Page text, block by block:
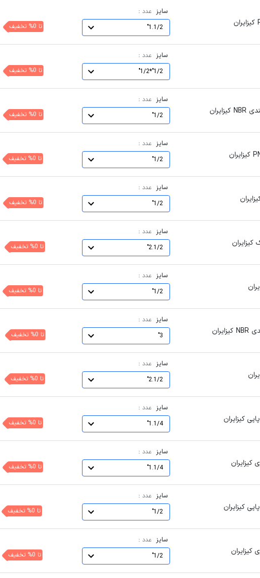
سایز عدد :
1.1/2" تا 0% تخفیف
سایز عدد :
1/2"*1/2" تا 0% تخفیف
سایز عدد :
1/2" تا 0% تخفیف
سایز عدد :
1/2" تا 0% تخفیف
سایز عدد :
1/2" تا 0% تخفیف
سایز عدد :
2.1/2" تا 0% تخفیف
سایز عدد :
1/2" تا 0% تخفیف
سایز عدد :
3" تا 0% تخفیف
سایز عدد :
2.1/2" تا 0% تخفیف
سایز عدد :
1.1/4" تا 0% تخفیف
سایز عدد :
1.1/4" تا 0% تخفیف
سایز عدد :
1/2" تا 0% تخفیف
سایز عدد :
1/2" تا 0% تخفیف